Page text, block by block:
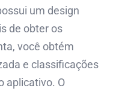
um design
de obter os
você obtém
e classificações
aplicativo. O